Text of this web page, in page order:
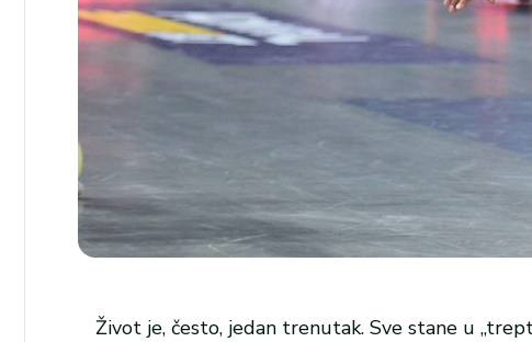
Život je, često, jedan trenutak. Sve stane u